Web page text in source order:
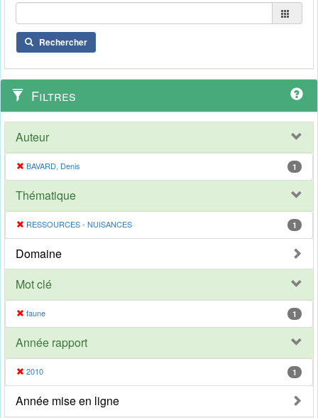
Rechercher
Filtres
Auteur
BAVARD, Denis 1
Thématique
RESSOURCES - NUISANCES 1
Domaine
Mot clé
faune 1
Année rapport
2010 1
Année mise en ligne